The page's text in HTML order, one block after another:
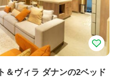
＆ヴィラ ダナンの2ベッド